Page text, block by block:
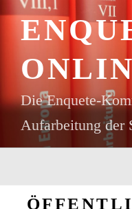
Inhalt
springen
Die Enquete-
Aufarbeitung der